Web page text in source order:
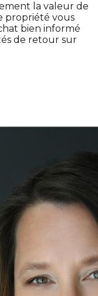
la valeur de
propriété vous
bien informé
de retour sur